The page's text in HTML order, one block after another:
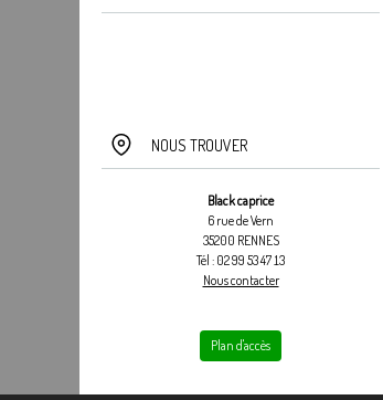
NOUS TROUVER
Black caprice
6 rue de Vern
35200 RENNES
Tél : 02 99 53 47 13
Nous contacter
Plan d'accès